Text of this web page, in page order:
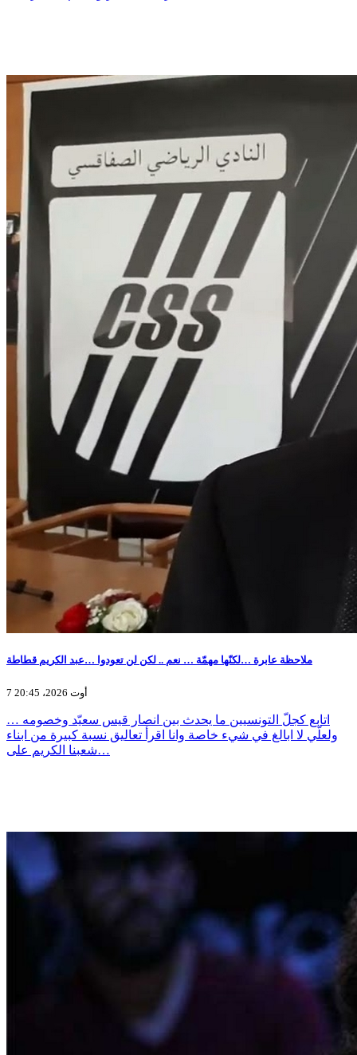
ملاحظة عابرة …لكنّها مهمّة … نعم .. لكن لن تعودوا …عبد الكريم قطاطة
7 أوت 2026، 20:45
اتابع كجلّ التونسيين ما يحدث بين انصار قيس سعيّد وخصومه …
ولعلّي لا ابالغ في شيء خاصة وانا اقرأ تعاليق نسبة كبيرة من ابناء
شعبنا الكريم على…